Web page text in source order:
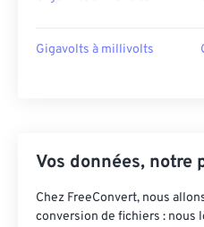
Gigavolts à millivolts
Vos données, notre
Chez FreeConvert, nous
conversion de fichiers : nous